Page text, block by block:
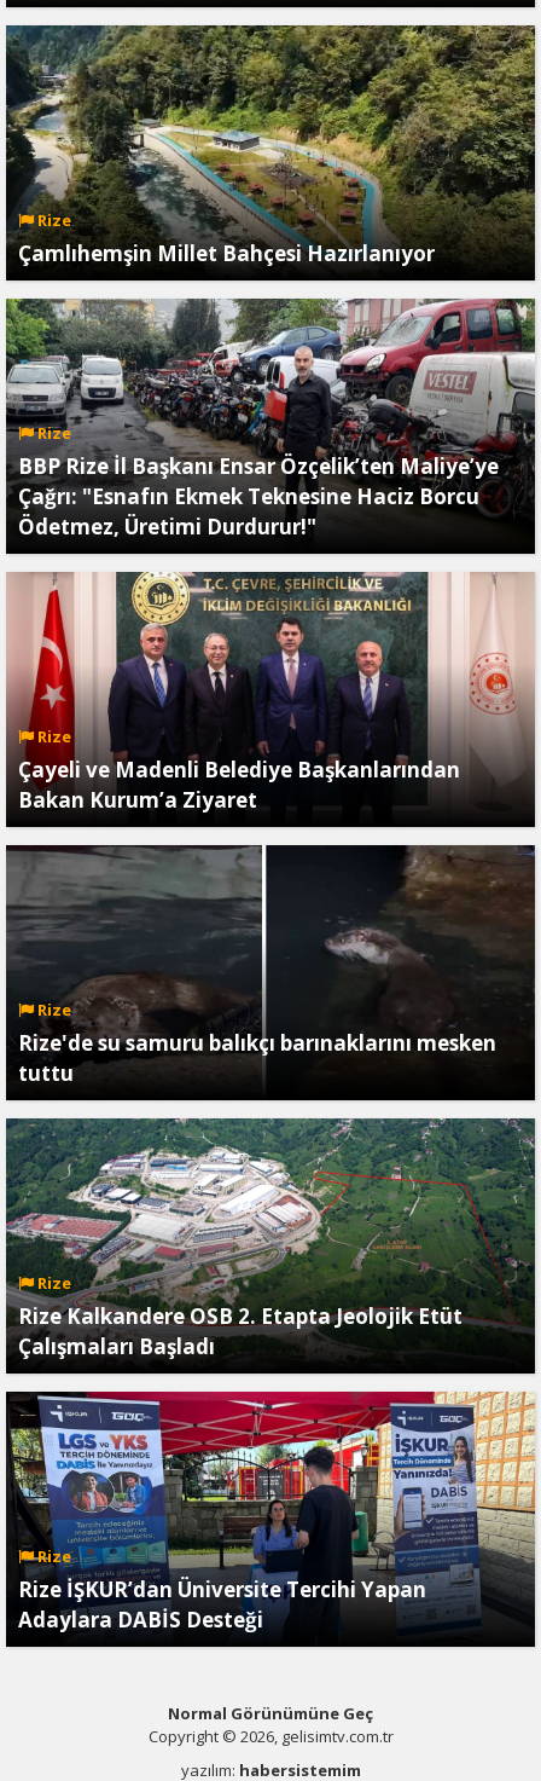
Rize
Çamlıhemşin Millet Bahçesi Hazırlanıyor
Rize
BBP Rize İl Başkanı Ensar Özçelik’ten Maliye’ye
Çağrı: "Esnafın Ekmek Teknesine Haciz Borcu
Ödetmez, Üretimi Durdurur!"
Rize
Çayeli ve Madenli Belediye Başkanlarından
Bakan Kurum’a Ziyaret
Rize
Rize'de su samuru balıkçı barınaklarını mesken
tuttu
Rize
Rize Kalkandere OSB 2. Etapta Jeolojik Etüt
Çalışmaları Başladı
Rize
Rize İŞKUR’dan Üniversite Tercihi Yapan
Adaylara DABİS Desteği
Normal Görünümüne Geç
Copyright © 2026, gelisimtv.com.tr
yazılım: habersistemim